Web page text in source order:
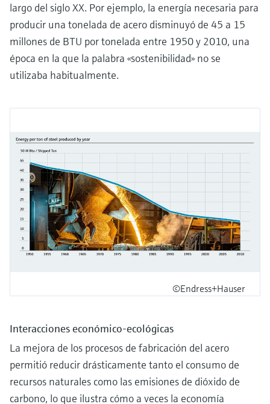
largo del siglo XX. Por ejemplo, la energía necesaria para
producir una tonelada de acero disminuyó de 45 a 15
millones de BTU por tonelada entre 1950 y 2010, una
época en la que la palabra «sostenibilidad» no se
utilizaba habitualmente.
©Endress+Hauser
Interacciones económico-ecológicas
La mejora de los procesos de fabricación del acero
permitió reducir drásticamente tanto el consumo de
recursos naturales como las emisiones de dióxido de
carbono, lo que ilustra cómo a veces la economía